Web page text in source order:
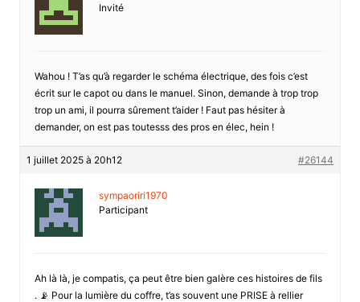
Invité
Wahou ! T’as qu’à regarder le schéma électrique, des fois c’est
écrit sur le capot ou dans le manuel. Sinon, demande à trop trop
trop un ami, il pourra sûrement t’aider ! Faut pas hésiter à
demander, on est pas toutesss des pros en élec, hein !
1 juillet 2025 à 20h12 #26144
sympaoriri1970
Participant
Ah là là, je compatis, ça peut être bien galère ces histoires de fils
. 📡 Pour la lumière du coffre, t’as souvent une PRISE à rellier